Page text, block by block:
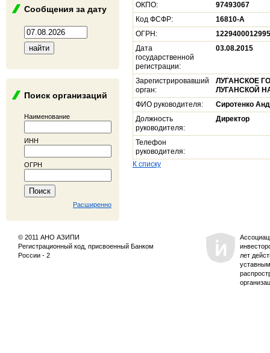
Сообщения за дату
Поиск организаций
Наименование
ИНН
ОГРН
Расширенно
ОКПО:
97493067
Код ФСФР:
16810-A
ОГРН:
1229400012995
Дата
государственной
регистрации:
03.08.2015
Зарегистрировавший
орган:
ЛУГАНСКОЕ
ЛУГАНСКОЙ
ФИО руководителя:
Сиротенко
Должность
руководителя:
Директор
Телефон
руководителя:
К списку
© 2011 АНО АЗИПИ
Регистрационный код, присвоенный Банком
России - 2
лет